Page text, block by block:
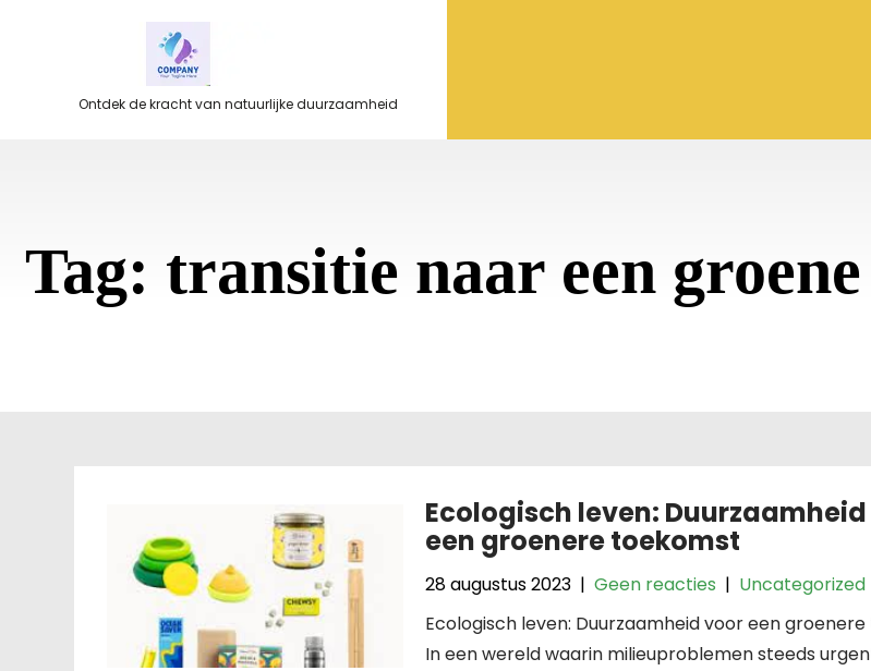
Ontdek de kracht van natuurlijke duurzaamheid
Tag: transitie naar een
Ecologisch leven:
een groenere toekomst
28 augustus 2023 |Geen reacties | Uncategorized
Ecologisch leven: Duurzaamheid voor een
In een wereld waarin milieuproblemen steeds